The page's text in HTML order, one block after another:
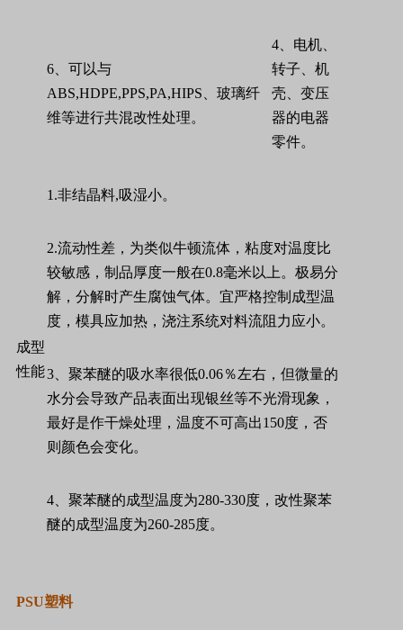
6 、可以与
ABS,HDPE,PPS,PA,HIPS 、玻璃纤
维等进行共混改性处理。
4 、电机、
转子、机
壳、变压
器的电器
零件。
成型
性能
1.非结晶料,吸湿小。
2.流动性差，为类似牛顿流体，粘度对温度比
较敏感，制品厚度一般在0.8毫米以上。极易分
解，分解时产生腐蚀气体。宜严格控制成型温
度，模具应加热，浇注系统对料流阻力应小。
3 、聚苯醚的吸水率很低0.06％左右，但微量的
水分会导致产品表面出现银丝等不光滑现象，
最好是作干燥处理，温度不可高出150度，否
则颜色会变化。
4 、聚苯醚的成型温度为280-330度，改性聚苯
醚的成型温度为260-285度。
PSU塑料